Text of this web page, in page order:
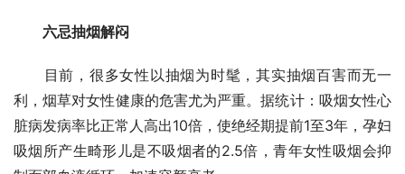
六忌抽烟解闷
目前，很多女性以抽烟为时髦，其实抽烟百害而无一
利，烟草对女性健康的危害尤为严重。据统计：吸烟女性心
脏病发病率比正常人高出10倍，使绝经期提前1至3年，孕妇
吸烟所产生畸形儿是不吸烟者的2.5倍，青年女性吸烟会抑